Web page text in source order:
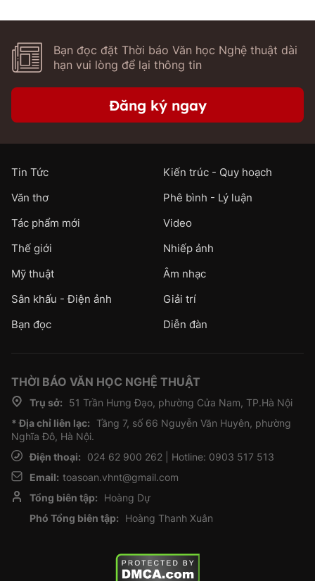
Bạn đọc đặt Thời báo Văn học Nghệ thuật dài
hạn vui lòng để lại thông tin
Đăng ký ngay
Tin Tức
Kiến trúc - Quy hoạch
Văn thơ
Phê bình - Lý luận
Tác phẩm mới
Video
Thế giới
Nhiếp ảnh
Mỹ thuật
Âm nhạc
Sân khấu - Điện ảnh
Giải trí
Bạn đọc
Diễn đàn
THỜI BÁO VĂN HỌC NGHỆ THUẬT
Trụ sở:
51 Trần Hưng Đạo, phường Cửa Nam, TP.Hà Nội
* Địa chỉ liên lạc: Tầng 7, số 66 Nguyễn Văn Huyên, phường
Nghĩa Đô, Hà Nội.
Điện thoại:
024 62 900 262 | Hotline: 0903 517 513
Email: toasoan.vhnt@gmail.com
Tổng biên tập:
Hoàng Dự
Phó Tổng biên tập:
Hoàng Thanh Xuân